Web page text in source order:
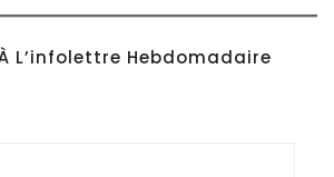
L’infolettre Hebdomadaire